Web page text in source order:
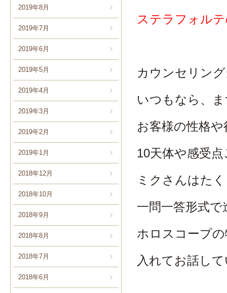
2019年8月
2019年7月
2019年6月
2019年5月
2019年4月
2019年3月
2019年2月
2019年1月
2018年12月
2018年10月
2018年9月
2018年8月
2018年7月
2018年6月
ステラフォル
カウンセリン
いつもなら、
お客様の性格
10天体や感受
ミクさんはた
一問一答形式
ホロスコープ
入れてお話し